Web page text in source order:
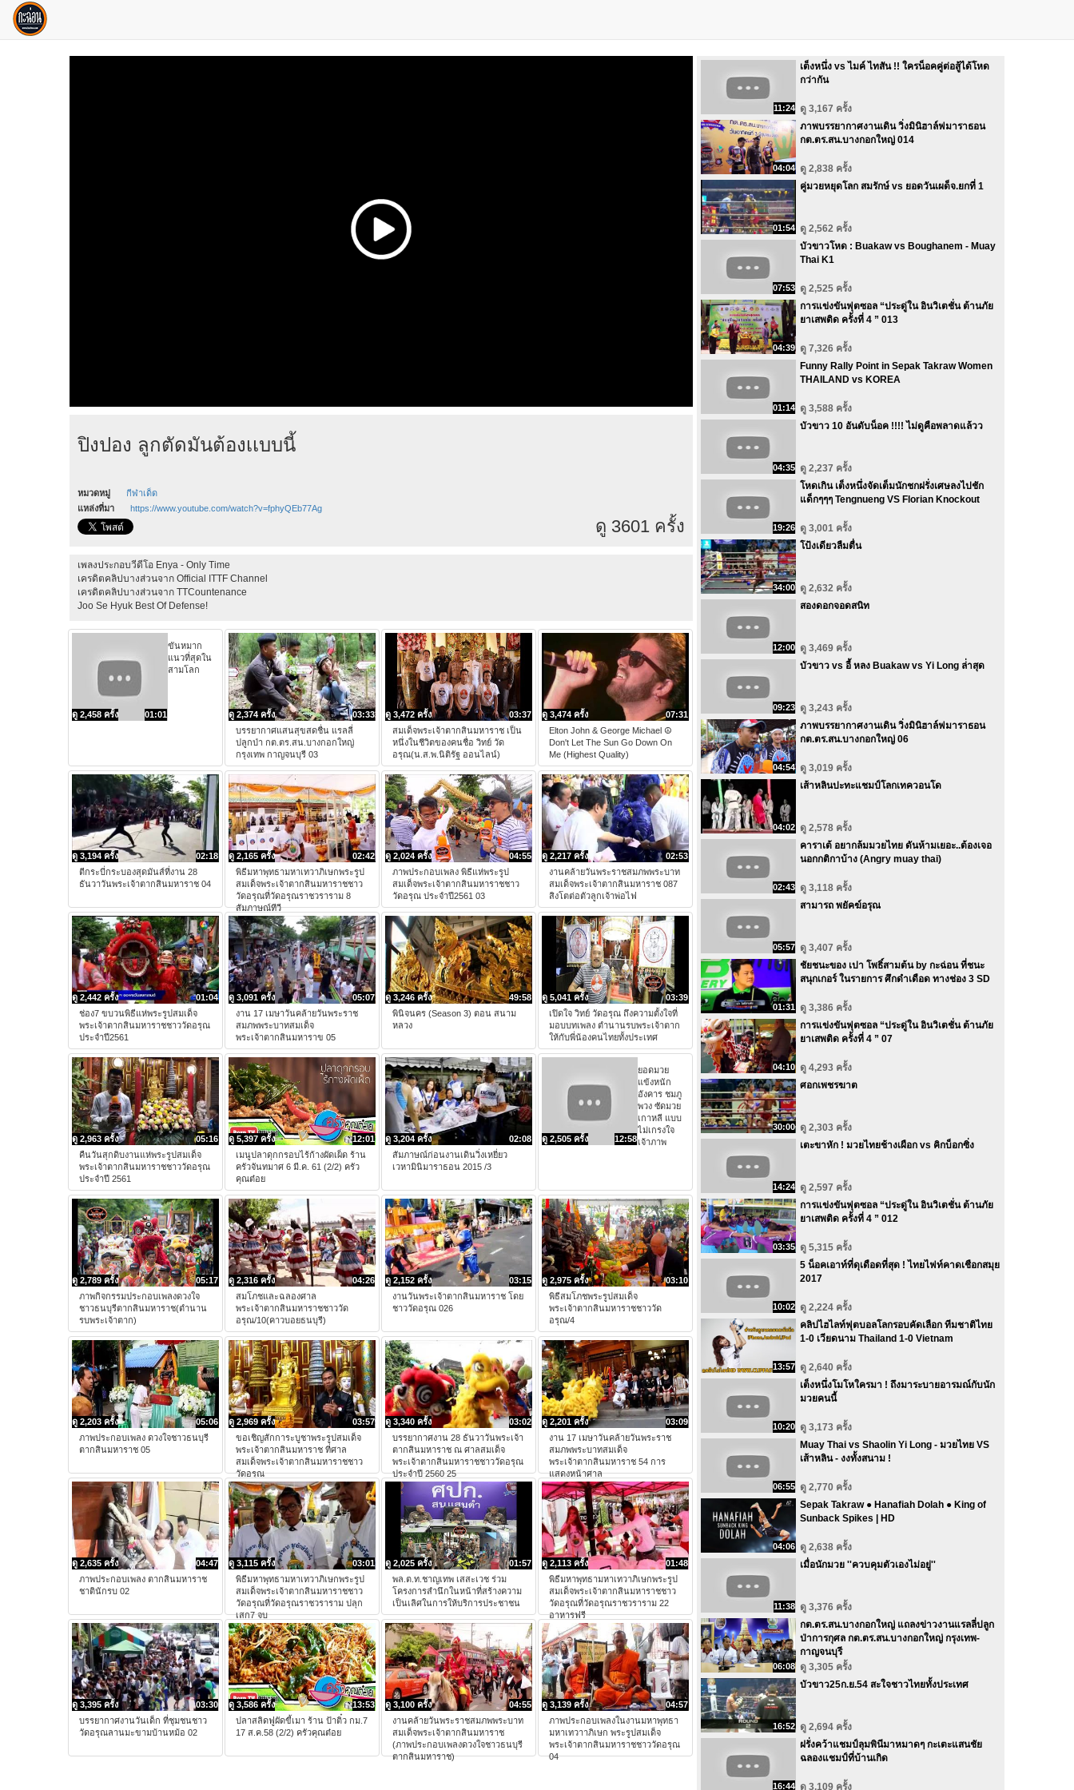
ปิงปอง ลูกตัดมันต้องเเบบนี้
หมวดหมู่
กีฬาเด็ด
แหล่งที่มา
https://www.youtube.com/watch?v=fphyQEb77Ag
ดู 3601 ครั้ง
เพลงประกอบวีดีโอ Enya - Only Time
เครดิตคลิปบางส่วนจาก Official ITTF Channel
เครดิตคลิปบางส่วนจาก TTCountenance
Joo Se Hyuk Best Of Defense!
01:01
ดู 2,458 ครั้ง
ขันหมาก
แนวที่สุดใน
สามโลก
03:33
ดู 2,374 ครั้ง
บรรยากาศแสนสุขสดชื่น แรลลี่
ปลูกป่า กต.ตร.สน.บางกอกใหญ่
กรุงเทพ กาญจนบุรี 03
03:37
ดู 3,472 ครั้ง
สมเด็จพระเจ้าตากสินมหาราช เป็น
หนึ่งในชีวิตของคนชื่อ วิทย์ วัด
อรุณ(น.ส.พ.นิติรัฐ ออนไลน์)
07:31
ดู 3,474 ครั้ง
Elton John & George Michael ☮
Don't Let The Sun Go Down On
Me (Highest Quality)
02:18
ดู 3,194 ครั้ง
ตีกระบี่กระบองสุดมันส์ที่งาน 28
ธันวาวันพระเจ้าตากสินมหาราช 04
02:42
ดู 2,165 ครั้ง
พิธีมหาพุทธามหาเทวาภิเษกพระรูป
สมเด็จพระเจ้าตากสินมหาราชชาว
วัดอรุณที่วัดอรุณราชวราราม 8
สัมภาษณ์ทีวี
04:55
ดู 2,024 ครั้ง
ภาพประกอบเพลง พิธีแห่พระรูป
สมเด็จพระเจ้าตากสินมหาราชชาว
วัดอรุณ ประจำปี2561 03
02:53
ดู 2,217 ครั้ง
งานคล้ายวันพระราชสมภพพระบาท
สมเด็จพระเจ้าตากสินมหาราช 087
สิงโตต่อตัวลูกเจ้าพ่อไฟ
01:04
ดู 2,442 ครั้ง
ช่อง7 ขบวนพิธีแห่พระรูปสมเด็จ
พระเจ้าตากสินมหาราชชาววัดอรุณ
ประจำปี2561
05:07
ดู 3,091 ครั้ง
งาน 17 เมษาวันคล้ายวันพระราช
สมภพพระบาทสมเด็จ
พระเจ้าตากสินมหาราข 05
49:58
ดู 3,246 ครั้ง
พินิจนคร (Season 3) ตอน สนาม
หลวง
03:39
ดู 5,041 ครั้ง
เปิดใจ วิทย์ วัดอรุณ ถึงความตั้งใจที่
มอบบทเพลง ตำนานรบพระเจ้าตาก
ให้กับพี่น้องคนไทยทั้งประเทศ
05:16
ดู 2,963 ครั้ง
คืนวันสุกดิบงานแห่พระรูปสมเด็จ
พระเจ้าตากสินมหาราชชาววัดอรุณ
ประจำปี 2561
12:01
ดู 5,397 ครั้ง
เมนูปลาดุกกรอบไร้ก้างผัดเผ็ด ร้าน
ครัวจันทมาศ 6 มี.ค. 61 (2/2) ครัว
คุณต๋อย
02:08
ดู 3,204 ครั้ง
สัมภาษณ์ก่อนงานเดินวิ่งเหยี่ยว
เวหามินิมาราธอน 2015 /3
12:58
ดู 2,505 ครั้ง
ยอดมวย
แข้งหนัก
อังคาร ชมภู
พวง ซัดมวย
เกาหลี แบบ
ไม่เกรงใจ
เจ้าภาพ
05:17
ดู 2,789 ครั้ง
ภาพกิจกรรมประกอบเพลงดวงใจ
ชาวธนบุรีตากสินมหาราช(ตำนาน
รบพระเจ้าตาก)
04:26
ดู 2,316 ครั้ง
สมโภชและฉลองศาล
พระเจ้าตากสินมหาราชชาววัด
อรุณ/10(คาวบอยธนบุรี)
03:15
ดู 2,152 ครั้ง
งานวันพระเจ้าตากสินมหาราช โดย
ชาววัดอรุณ 026
03:10
ดู 2,975 ครั้ง
พิธีสมโภชพระรูปสมเด็จ
พระเจ้าตากสินมหาราชชาววัด
อรุณ/4
05:06
ดู 2,203 ครั้ง
ภาพประกอบเพลง ดวงใจชาวธนบุรี
ตากสินมหาราช 05
03:57
ดู 2,969 ครั้ง
ขอเชิญสักการะบูชาพระรูปสมเด็จ
พระเจ้าตากสินมหาราช ที่ศาล
สมเด็จพระเจ้าตากสินมหาราชชาว
วัดอรุณ
03:02
ดู 3,340 ครั้ง
บรรยากาศงาน 28 ธันวาวันพระเจ้า
ตากสินมหาราช ณ ศาลสมเด็จ
พระเจ้าตากสินมหาราชชาววัดอรุณ
ประจำปี 2560 25
03:09
ดู 2,201 ครั้ง
งาน 17 เมษาวันคล้ายวันพระราช
สมภพพระบาทสมเด็จ
พระเจ้าตากสินมหาราช 54 การ
แสดงหน้าศาล
04:47
ดู 2,635 ครั้ง
ภาพประกอบเพลง ตากสินมหาราช
ชาตินักรบ 02
03:01
ดู 3,115 ครั้ง
พิธีมหาพุทธามหาเทวาภิเษกพระรูป
สมเด็จพระเจ้าตากสินมหาราชชาว
วัดอรุณที่วัดอรุณราชวราราม ปลุก
เสก7 จบ
01:57
ดู 2,025 ครั้ง
พล.ต.ท.ชาญเทพ เสสะเวช ร่วม
โครงการสำนึกในหน้าที่สร้างความ
เป็นเลิศในการให้บริการประชาชน
01:48
ดู 2,113 ครั้ง
พิธีมหาพุทธามหาเทวาภิเษกพระรูป
สมเด็จพระเจ้าตากสินมหาราชชาว
วัดอรุณที่วัดอรุณราชวราราม 22
อาหารฟรี
03:30
ดู 3,395 ครั้ง
บรรยากาศงานวันเด็ก ที่ชุมชนชาว
วัดอรุณลานมะขามบ้านหม้อ 02
13:53
ดู 3,586 ครั้ง
ปลาสลิดฟูผัดขี้เมา ร้าน ป้าติ๋ว กม.7
17 ส.ค.58 (2/2) ครัวคุณต๋อย
04:55
ดู 3,100 ครั้ง
งานคล้ายวันพระราชสมภพพระบาท
สมเด็จพระเจ้าตากสินมหาราช
(ภาพประกอบเพลงดวงใจชาวธนบุรี
ตากสินมหาราช)
04:57
ดู 3,139 ครั้ง
ภาพประกอบเพลงในงานมหาพุทธา
มหาเทวาาภิเษก พระรูปสมเด็จ
พระเจ้าตากสินมหาราชชาววัดอรุณ
04
11:24
เต็งหนึ่ง vs ไมค์ ไทสัน !! ใครน็อคคู่ต่อสู้ได้โหด
กว่ากัน
ดู 3,167 ครั้ง
04:04
ภาพบรรยากาศงานเดิน วิ่งมินิฮาล์ฟมาราธอน
กต.ตร.สน.บางกอกใหญ่ 014
ดู 2,838 ครั้ง
01:54
คู่มวยหยุดโลก สมรักษ์ vs ยอดวันเผด็จ.ยกที่ 1
ดู 2,562 ครั้ง
07:53
บัวขาวโหด : Buakaw vs Boughanem - Muay
Thai K1
ดู 2,525 ครั้ง
04:39
การแข่งขันฟุตซอล “ประดู่ใน อินวิเตชั่น ต้านภัย
ยาเสพติด ครั้งที่ 4 ” 013
ดู 7,326 ครั้ง
01:14
Funny Rally Point in Sepak Takraw Women
THAILAND vs KOREA
ดู 3,588 ครั้ง
04:35
บัวขาว 10 อันดับน็อค !!!! ไม่ดูคือพลาดแล้วว
ดู 2,237 ครั้ง
19:26
โหดเกิน เต็งหนึ่งจัดเต็มนักชกฝรั่งเศษลงไปชัก
แด็กๆๆๆ Tengnueng VS Florian Knockout
ดู 3,001 ครั้ง
34:00
โป้งเดียวลืมตื่น
ดู 2,632 ครั้ง
12:00
สองดอกจอดสนิท
ดู 3,469 ครั้ง
09:23
บัวขาว vs อี้ หลง Buakaw vs Yi Long ล่่าสุด
ดู 3,243 ครั้ง
04:54
ภาพบรรยากาศงานเดิน วิ่งมินิฮาล์ฟมาราธอน
กต.ตร.สน.บางกอกใหญ่ 06
ดู 3,019 ครั้ง
04:02
เส้าหลินปะทะแชมป์โลกเทควอนโด
ดู 2,578 ครั้ง
02:43
คาราเต้ อยากล้มมวยไทย ดันห้ามเยอะ..ต้องเจอ
นอกกติกาบ้าง (Angry muay thai)
ดู 3,118 ครั้ง
05:57
สามารถ พยัคฆ์อรุณ
ดู 3,407 ครั้ง
01:31
ชัยชนะของ เปา โพธิ์สามต้น by กะฉ่อน ที่ชนะ
สนุกเกอร์ ในรายการ ศึกดำเดือด ทางช่อง 3 SD
ดู 3,386 ครั้ง
04:10
การแข่งขันฟุตซอล “ประดู่ใน อินวิเตชั่น ต้านภัย
ยาเสพติด ครั้งที่ 4 ” 07
ดู 4,293 ครั้ง
30:00
ศอกเพชรฆาต
ดู 2,303 ครั้ง
14:24
เตะขาหัก ! มวยไทยช้างเผือก vs คิกบ็อกซิ่ง
ดู 2,597 ครั้ง
03:35
การแข่งขันฟุตซอล “ประดู่ใน อินวิเตชั่น ต้านภัย
ยาเสพติด ครั้งที่ 4 ” 012
ดู 5,315 ครั้ง
10:02
5 น็อคเอาท์ที่ดุเดือดที่สุด ! ไทยไฟท์คาดเชือกสมุย
2017
ดู 2,224 ครั้ง
13:57
คลิปไฮไลท์ฟุตบอลโลกรอบคัดเลือก ทีมชาติไทย
1-0 เวียดนาม Thailand 1-0 Vietnam
ดู 2,640 ครั้ง
10:20
เต็งหนึ่งโมโหใครมา ! ถึงมาระบายอารมณ์กับนัก
มวยคนนี้
ดู 3,173 ครั้ง
06:55
Muay Thai vs Shaolin Yi Long - มวยไทย VS
เส้าหลิน - งงทั้งสนาม !
ดู 2,770 ครั้ง
04:06
Sepak Takraw ● Hanafiah Dolah ● King of
Sunback Spikes | HD
ดู 2,638 ครั้ง
11:38
เมื่อนักมวย ''ควบคุมตัวเองไม่อยู่''
ดู 3,376 ครั้ง
06:08
กต.ตร.สน.บางกอกใหญ่ แถลงข่าวงานแรลลี่ปลูก
ป่าการกุศล กต.ตร.สน.บางกอกใหญ่ กรุงเทพ-
กาญจนบุรี
ดู 3,305 ครั้ง
16:52
บัวขาว25ก.ย.54 สะใจชาวไทยทั้งประเทศ
ดู 2,694 ครั้ง
16:44
ฝรั่งคว้าแชมป์ลุมพินีมาหมาดๆ กะเตะแสนชัย
ฉลองแชมป์ที่บ้านเกิด
ดู 3,109 ครั้ง